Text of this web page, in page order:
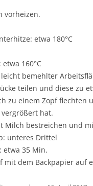
vorheizen.
etwa 180°C
160°C
bemehlter
teilen und diese zu
zu einem Zopf flechten
hat.
Milch bestreichen und
unteres Drittel
etwa 35 Min.
mit dem Backpapier auf